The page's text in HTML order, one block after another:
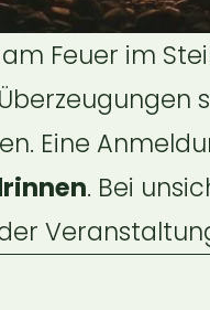
Feuer im
. Bei